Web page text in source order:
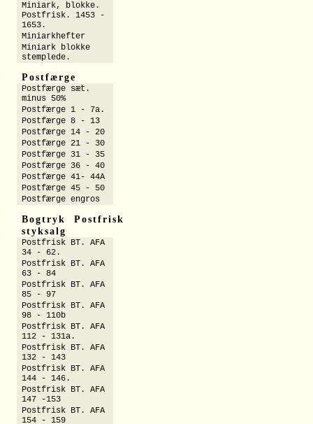
Miniark, blokke.
Postfrisk. 1453 -
1653.
Miniarkhefter
Miniark blokke
stemplede.
Postfærge
Postfærge sæt.
minus 50%
Postfærge 1 - 7a.
Postfærge 8 - 13
Postfærge 14 - 20
Postfærge 21 - 30
Postfærge 31 - 35
Postfærge 36 - 40
Postfærge 41- 44A
Postfærge 45 - 50
Postfærge engros
Bogtryk Postfrisk
styksalg
Postfrisk BT. AFA
34 - 62.
Postfrisk BT. AFA
63 - 84
Postfrisk BT. AFA
85 - 97
Postfrisk BT. AFA
98 - 110b
Postfrisk BT. AFA
112 - 131a.
Postfrisk BT. AFA
132 - 143
Postfrisk BT. AFA
144 - 146.
Postfrisk BT. AFA
147 -153
Postfrisk BT. AFA
154 - 159